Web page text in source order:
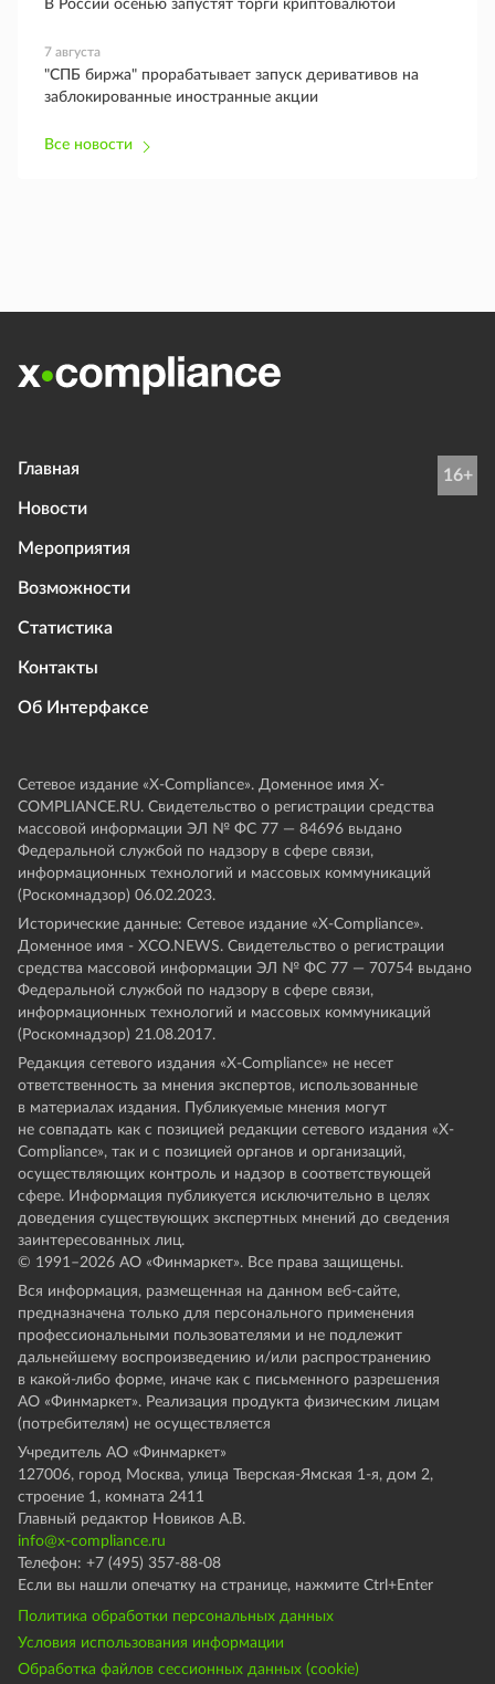
В России осенью запустят торги криптовалютой
7 августа
"СПБ биржа" прорабатывает запуск деривативов на
заблокированные иностранные акции
Все новости
Главная
Новости
Мероприятия
Возможности
Статистика
Контакты
Об Интерфаксе
16+
Сетевое издание «Х-Compliance». Доменное имя X-
COMPLIANCE.RU. Свидетельство о регистрации средства
массовой информации ЭЛ № ФС 77 — 84696 выдано
Федеральной службой по надзору в сфере связи,
информационных технологий и массовых коммуникаций
(Роскомнадзор) 06.02.2023.
Исторические данные: Сетевое издание «Х-Compliance».
Доменное имя - XCO.NEWS. Свидетельство о регистрации
средства массовой информации ЭЛ № ФС 77 — 70754 выдано
Федеральной службой по надзору в сфере связи,
информационных технологий и массовых коммуникаций
(Роскомнадзор) 21.08.2017.
Редакция сетевого издания «X-Compliance» не несет
ответственность за мнения экспертов, использованные
в материалах издания. Публикуемые мнения могут
не совпадать как с позицией редакции сетевого издания «X-
Compliance», так и с позицией органов и организаций,
осуществляющих контроль и надзор в соответствующей
сфере. Информация публикуется исключительно в целях
доведения существующих экспертных мнений до сведения
заинтересованных лиц.
© 1991–2026 АО «Финмаркет». Все права защищены.
Вся информация, размещенная на данном веб-сайте,
предназначена только для персонального применения
профессиональными пользователями и не подлежит
дальнейшему воспроизведению и/или распространению
в какой-либо форме, иначе как с письменного разрешения
АО «Финмаркет». Реализация продукта физическим лицам
(потребителям) не осуществляется
Учредитель АО «Финмаркет»
127006, город Москва, улица Тверская-Ямская 1-я, дом 2,
строение 1, комната 2411
Главный редактор Новиков А.В.
info@x-compliance.ru
Телефон: +7 (495) 357-88-08
Если вы нашли опечатку на странице, нажмите Ctrl+Enter
Политика обработки персональных данных
Условия использования информации
Обработка файлов сессионных данных (cookie)